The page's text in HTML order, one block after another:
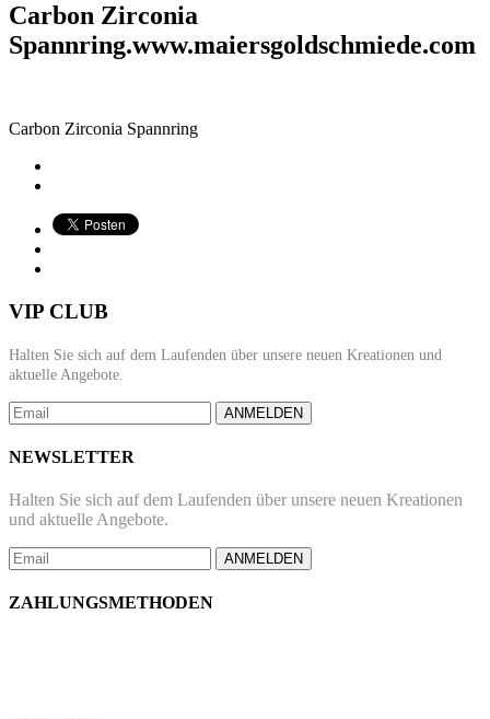
Carbon Zirconia
Spannring.www.maiersgoldschmiede.com
Carbon Zirconia Spannring
VIP CLUB
Halten Sie sich auf dem Laufenden über unsere neuen Kreationen und
aktuelle Angebote.
ANMELDEN
NEWSLETTER
Halten Sie sich auf dem Laufenden über unsere neuen Kreationen
und aktuelle Angebote.
ANMELDEN
ZAHLUNGSMETHODEN